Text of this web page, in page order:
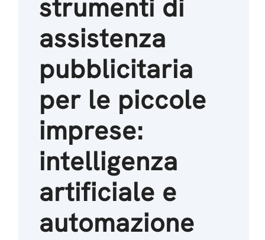
strumenti di
assistenza
pubblicitaria
per le piccole
imprese:
intelligenza
artificiale e
automazione